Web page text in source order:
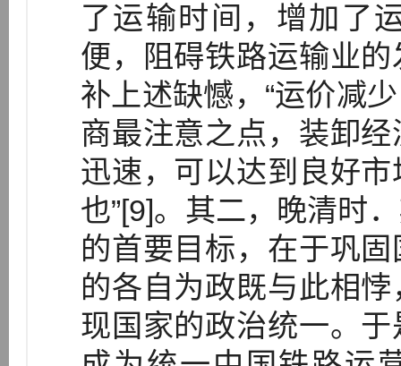
了运输时间，增加了
便，阻碍铁路运输业
补上述缺憾，“运价减
商最注意之点，装卸
迅速，可以达到良好
也”[9]。其二，晚清时
的首要目标，在于巩
的各自为政既与此相
现国家的政治统一。